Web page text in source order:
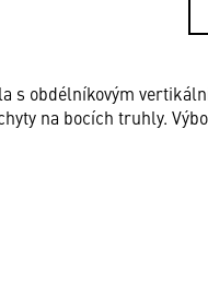
s obdélníkovým
na bocích truhly.